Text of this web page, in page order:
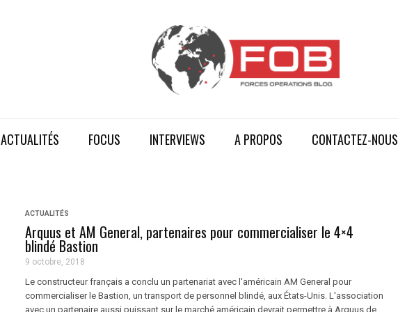
ACTUALITÉS FOCUS INTERVIEWS A PROPOS CONTACTEZ-NOUS
ACTUALITÉS
Arquus et AM General, partenaires pour commercialiser le 4×4
blindé Bastion
9 octobre, 2018
Le constructeur français a conclu un partenariat avec l'américain AM General pour
commercialiser le Bastion, un transport de personnel blindé, aux États-Unis. L'association
avec un partenaire aussi puissant sur le marché américain devrait permettre à Arquus de